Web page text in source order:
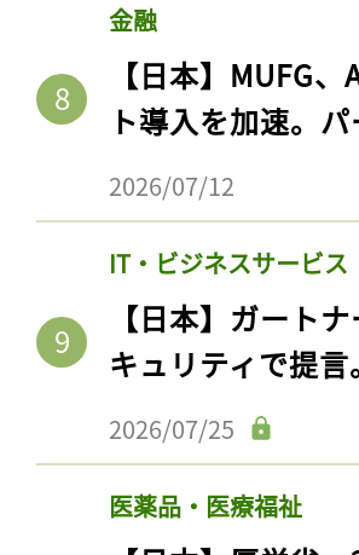
金融
【日本】MUFG
ト導入を加速。
2026/07/12
IT・ビジネスサービス
【日本】ガート
キュリティで提
2026/07/25
医薬品・医療福祉